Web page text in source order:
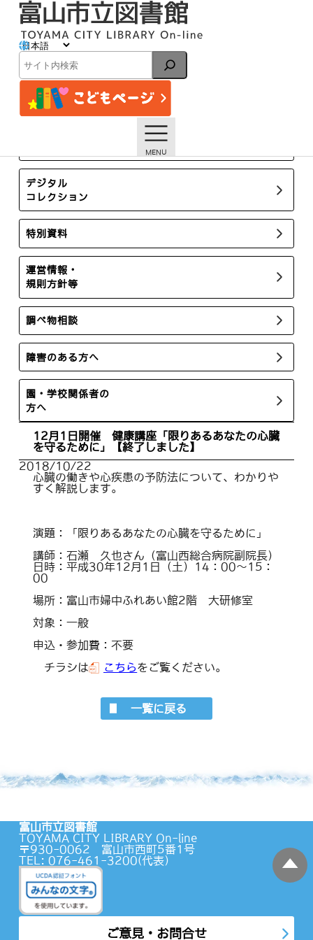
検
索
イベント
トップページ
イベント一覧
12月1日開催 健康講座「限りあるあなたの心臓を守るため
に」【終了しました】
デジタル
コレクション
特別資料
運営情報・
規則方針等
調べ物相談
障害のある方へ
園・学校関係者の
方へ
12月1日開催 健康講座「限りあるあなたの心臓
を守るために」【終了しました】
2018/10/22
心臓の働きや心疾患の予防法について、わかりや
すく解説します。
演題：「限りあるあなたの心臓を守るために」
講師：石瀬 久也さん（富山西総合病院副院長）
日時：平成30年12月1日（土）14：00～15：
00
場所：富山市婦中ふれあい館2階 大研修室
対象：一般
申込・参加費：不要
チラシは
こちらをご覧ください。
一覧に戻る
蔵書検索
富山市立図書館
TOYAMA CITY LIBRARY On-line
〒930-0062 富山市西町5番1号
TEL: 076-461-3200(代表）
ご意見・お問合せ